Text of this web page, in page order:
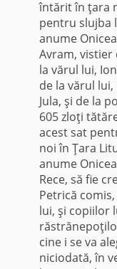
întărit în ţara
pentru slujba
anume
Avram, vistier
la vărul lui,
de la vărul
Jula, şi de la
605 zloţi
acest sat
noi în Ţara
anume
Rece, să fie
Petrică
lui, şi copiilor
cine i se va
niciodată, în